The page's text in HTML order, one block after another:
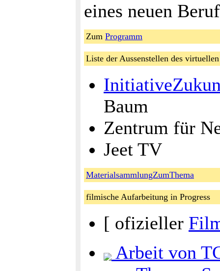
eines neuen
Zum Programm
Liste der Aussenstellen des
Baum
Zentrum für
Jeet TV
MaterialsammlungZumThema
filmische Aufarbeitung in Progress
[ ofizieller
Arbeit von